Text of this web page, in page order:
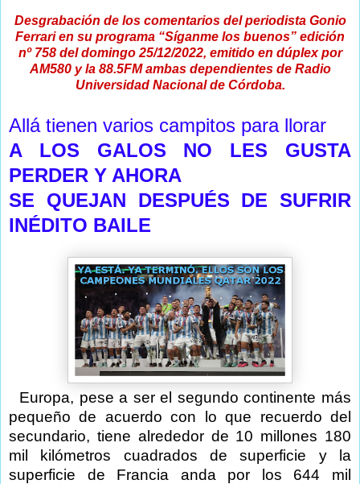
Desgrabación de los comentarios del periodista Gonio
Ferrari en su programa “Síganme los buenos” edición
nº 758 del domingo 25/12/2022, emitido en dúplex por
AM580 y la 88.5FM ambas dependientes de Radio
Universidad Nacional de Córdoba.
Allá tienen varios campitos para llorar
A LOS GALOS NO LES GUSTA
PERDER Y AHORA
SE QUEJAN DESPUÉS DE SUFRIR
INÉDITO BAILE
Europa, pese a ser el segundo continente más
pequeño de acuerdo con lo que recuerdo del
secundario, tiene alrededor de 10 millones 180
mil kilómetros cuadrados de superficie y la
superficie de Francia anda por los 644 mil